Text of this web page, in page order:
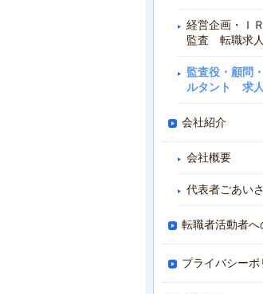
経営企画・Ｉ
監査 転職求
監査役・顧問
ルタント 求
会社紹介
会社概要
代表者ごあい
転職者活動者へ
プライバシーポ